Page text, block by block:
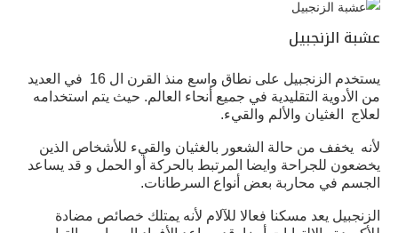
عشبة الزنجبيل
يستخدم الزنجبيل على نطاق واسع منذ القرن ال 16 في العديد
من الأدوية التقليدية في جميع أنحاء العالم. حيث يتم استخدامه
لعلاج الغثيان والألم والقيء.
لأنه يخفف من حالة الشعور بالغثيان والقيء للأشخاص الذين
يخضعون للجراحة وايضا المرتبط بالحركة أو الحمل و قد يساعد
الجسم في محاربة بعض أنواع السرطانات.
الزنجبيل يعد مسكنا فعالا للآلام لأنه يمتلك خصائص مضادة